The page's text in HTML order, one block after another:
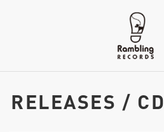
RELEASES / CD